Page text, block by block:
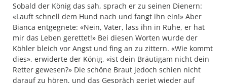
Sobald der König das sah, sprach er zu seinen Dienern:
«Lauft schnell dem Hund nach und fangt ihn ein!» Aber
Bianca entgegnete: «Nein, Vater, lass ihn in Ruhe, er hat
mir das Leben gerettet!» Bei diesen Worten wurde der
Köhler bleich vor Angst und fing an zu zittern. «Wie kommt
dies», erwiderte der König, «ist dein Bräutigam nicht dein
Retter gewesen?» Die schöne Braut jedoch schien nicht
darauf zu hören, und das Gespräch geriet wieder auf